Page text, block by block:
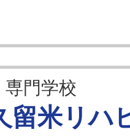
専門学校
留米リハ